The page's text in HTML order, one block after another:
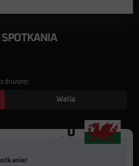
SPOTKANIA
drużynę:
Walia
0